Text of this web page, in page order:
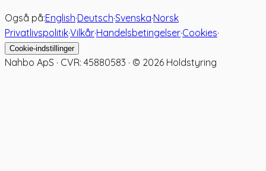
Også på:English·Deutsch·Svenska·Norsk
Privatlivspolitik·Vilkår·Handelsbetingelser·Cookies·
Cookie-indstillinger
Nahbo ApS · CVR: 45880583 · © 2026 Holdstyring